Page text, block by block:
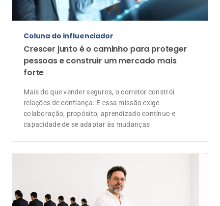
De corretor para corretor
Escolher ser disruptivo no mercado de
O desafio de propor mudanças em um mercado que